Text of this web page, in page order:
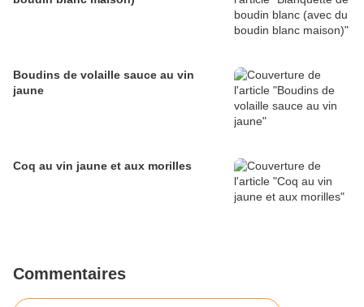
Boudins de volaille sauce au vin
jaune
Coq au vin jaune et aux morilles
Commentaires